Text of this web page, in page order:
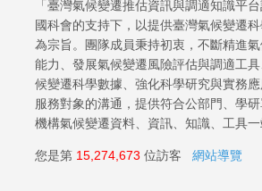
「臺灣氣候變遷推估資訊與調適知識平
國科會的支持下，以提供臺灣氣候變遷
為宗旨。團隊成員秉持初衷，不斷精進
能力、發展氣候變遷風險評估與調適工
候變遷科學數據、強化科學研究與實務
服務對象的溝通，提供符合公部門、學
機構氣候變遷資料、資訊、知識、工具一
您是第 15,274,673 位訪客 網站導覽